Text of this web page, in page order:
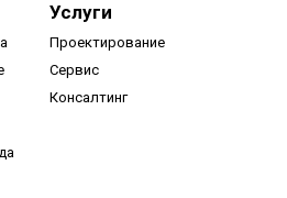
Услуги
Проектирование
Сервис
Консалтинг